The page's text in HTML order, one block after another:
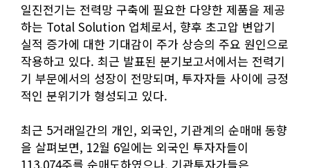
일진전기는 전력망 구축에 필요한 다양한 제품을 제공
하는 Total Solution 업체로서, 향후 초고압 변압기
실적 증가에 대한 기대감이 주가 상승의 주요 원인으로
작용하고 있다. 최근 발표된 분기보고서에서는 전력기
기 부문에서의 성장이 전망되며, 투자자들 사이에 긍정
적인 분위기가 형성되고 있다.
최근 5거래일간의 개인, 외국인, 기관계의 순매매 동향
을 살펴보면, 12월 6일에는 외국인 투자자들이
113,074주를 순매도하였으나, 기관투자가들은